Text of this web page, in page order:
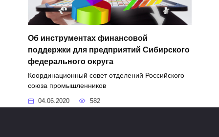
Об инструментах финансовой
поддержки для предприятий Сибирского
федерального округа
Координационный совет отделений Российского
союза промышленников
04.06.2020 582